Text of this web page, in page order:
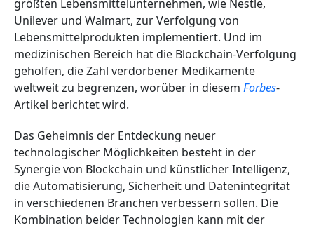
größten Lebensmittelunternehmen, wie Nestle,
Unilever und Walmart, zur Verfolgung von
Lebensmittelprodukten implementiert. Und im
medizinischen Bereich hat die Blockchain-Verfolgung
geholfen, die Zahl verdorbener Medikamente
weltweit zu begrenzen, worüber in diesem Forbes-
Artikel berichtet wird.
Das Geheimnis der Entdeckung neuer
technologischer Möglichkeiten besteht in der
Synergie von Blockchain und künstlicher Intelligenz,
die Automatisierung, Sicherheit und Datenintegrität
in verschiedenen Branchen verbessern sollen. Die
Kombination beider Technologien kann mit der